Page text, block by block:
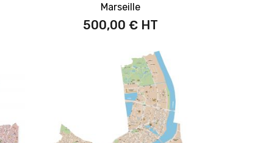
Marseille
500,00 €